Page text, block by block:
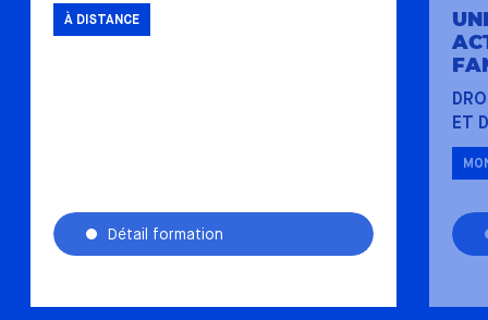
À DISTANCE
Détail formation
ET